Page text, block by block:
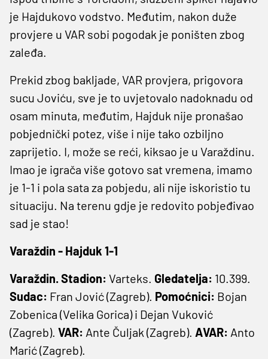
je Hajdukovo vodstvo. Međutim, nakon duže
provjere u VAR sobi pogodak je poništen zbog
zaleđa.
Prekid zbog bakljade, VAR provjera, prigovora
sucu Joviću, sve je to uvjetovalo nadoknadu od
osam minuta, međutim, Hajduk nije pronašao
pobjednički potez, više i nije tako ozbiljno
zaprijetio. I, može se reći, kiksao je u Varaždinu.
Imao je igrača više gotovo sat vremena, imamo
je 1-1 i pola sata za pobjedu, ali nije iskoristio tu
situaciju. Na terenu gdje je redovito pobjeđivao
sad je stao!
Varaždin - Hajduk 1-1
Varaždin. Stadion: Varteks. Gledatelja: 10.399.
Sudac: Fran Jović (Zagreb). Pomoćnici: Bojan
Zobenica (Velika Gorica) i Dejan Vuković
(Zagreb). VAR: Ante Čuljak (Zagreb). AVAR: Anto
Marić (Zagreb).